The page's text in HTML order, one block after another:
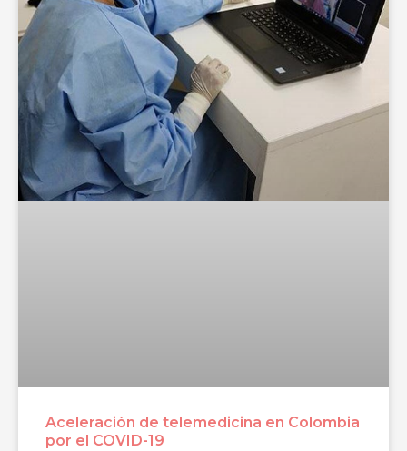
Aceleración de telemedicina en Colombia
por el COVID-19